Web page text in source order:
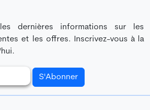
dernières informations sur les
et les offres. Inscrivez-vous à la
S'Abonner